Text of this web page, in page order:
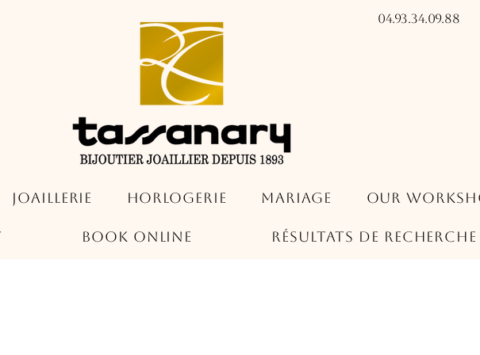
04.93.34.09.88​​
Joaillerie Horlogerie Mariage Our
Book Online Résultats de recherche